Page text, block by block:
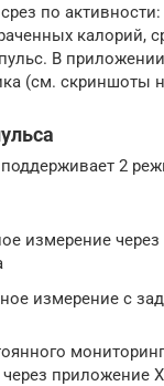
по
калорий,
В приложении
(см. скриншоты
2
измерение
измерение с
приложение